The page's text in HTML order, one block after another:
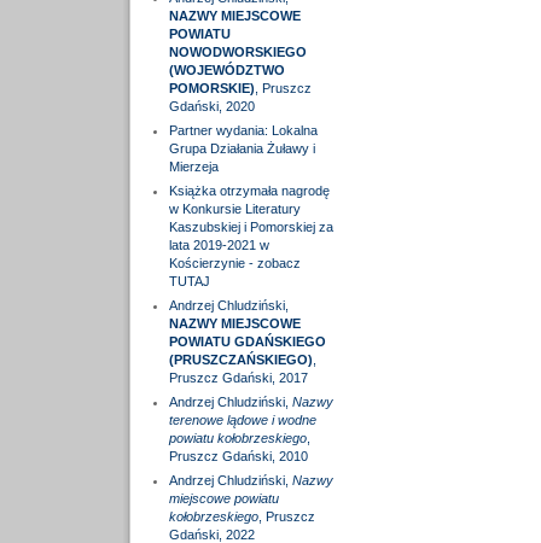
NAZWY MIEJSCOWE
POWIATU
NOWODWORSKIEGO
(WOJEWÓDZTWO
POMORSKIE) , Pruszcz
Gdański, 2020
Partner wydania: Lokalna
Grupa Działania Żuławy i
Mierzeja
Książka otrzymała nagrodę
w Konkursie Literatury
Kaszubskiej i Pomorskiej za
lata 2019-2021 w
Kościerzynie - zobacz
TUTAJ
Andrzej Chludziński,
NAZWY MIEJSCOWE
POWIATU GDAŃSKIEGO
(PRUSZCZAŃSKIEGO)
Pruszcz Gdański, 2017
Andrzej Chludziński, Nazwy
terenowe lądowe i wodne
powiatu kołobrzeskiego,
Pruszcz Gdański, 2010
Andrzej Chludziński, Nazwy
miejscowe powiatu
kołobrzeskiego, Pruszcz
Gdański, 2022